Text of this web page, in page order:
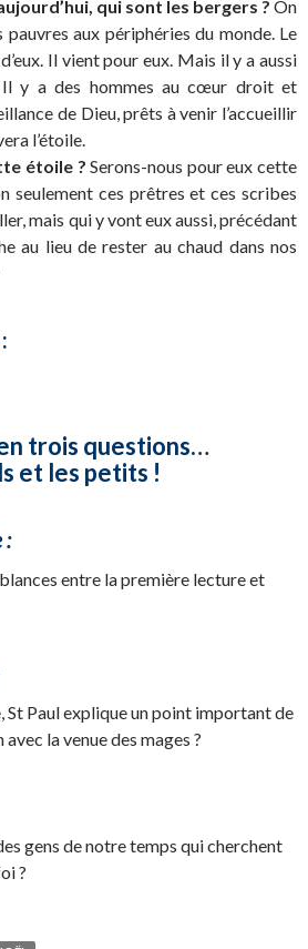
qui sont les bergers ? On
aux périphéries du monde. Le
Il vient pour eux. Mais il y a aussi
Il y a des hommes au cœur droit et
de Dieu, prêts à venir l’accueillir
l’étoile.
étoile ? Serons-nous pour eux cette
seulement ces prêtres et ces scribes
mais qui y vont eux aussi, précédant
au lieu de rester au chaud dans nos
trois questions…
et les petits !
:
entre la première lecture et
St Paul explique un point important de
la venue des mages ?
gens de notre temps qui cherchent
?